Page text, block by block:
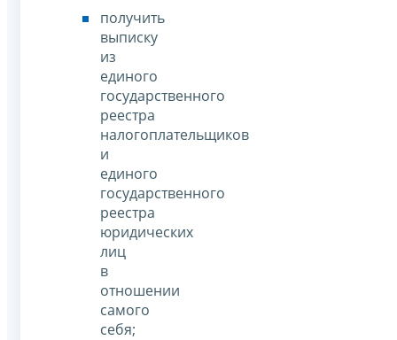
получить
выписку
из
единого
государственного
реестра
налогоплательщиков
и
единого
государственного
реестра
юридических
лиц
в
отношении
самого
себя;